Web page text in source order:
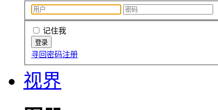
记住我
寻回密码注册
视界